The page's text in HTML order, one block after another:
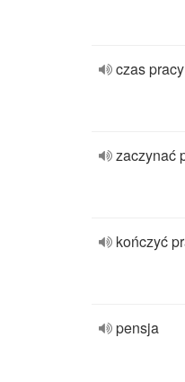
czas pracy
zaczynać
kończyć
pensja